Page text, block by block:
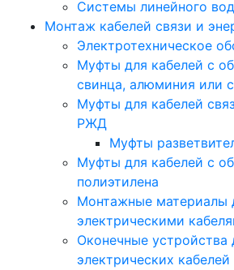
Системы линейного
Монтаж кабелей связи и
Электротехническое
Муфты для кабелей с
свинца, алюминия или
Муфты для кабелей
РЖД
Муфты
Муфты для кабелей с
полиэтилена
Монтажные материалы
электрическими
Оконечные устройства
электрических кабелей